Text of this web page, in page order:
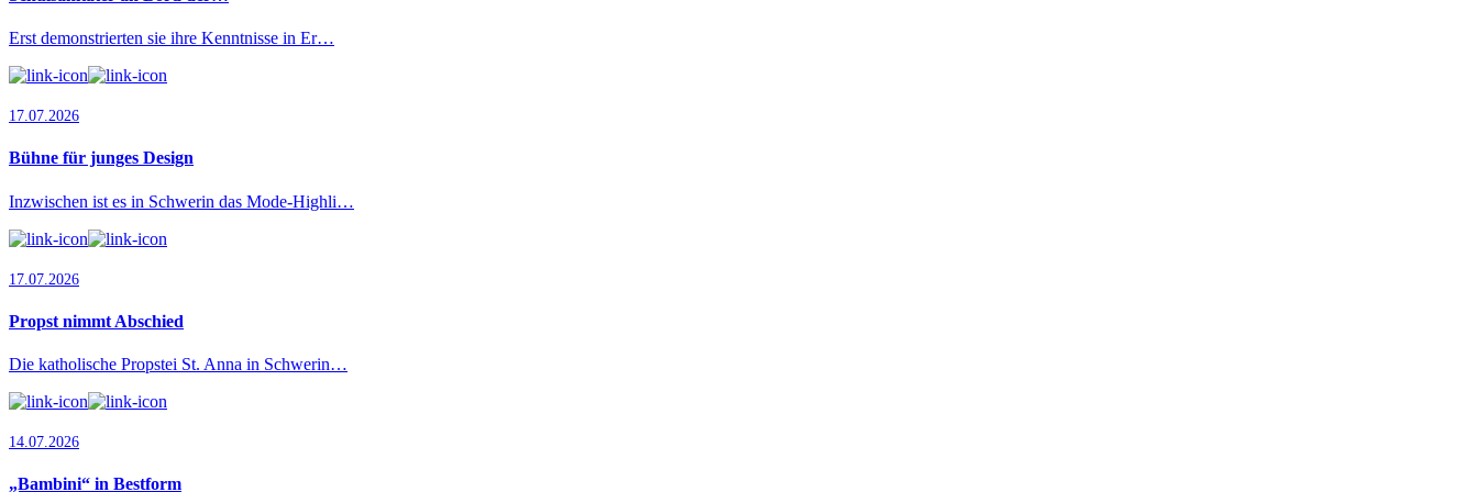
Erst demonstrierten sie ihre Kenntnisse in Er…
17.07.2026
Bühne für junges Design
Inzwischen ist es in Schwerin das Mode-Highli…
17.07.2026
Propst nimmt Abschied
Die katholische Propstei St. Anna in Schwerin…
14.07.2026
„Bambini“ in Bestform